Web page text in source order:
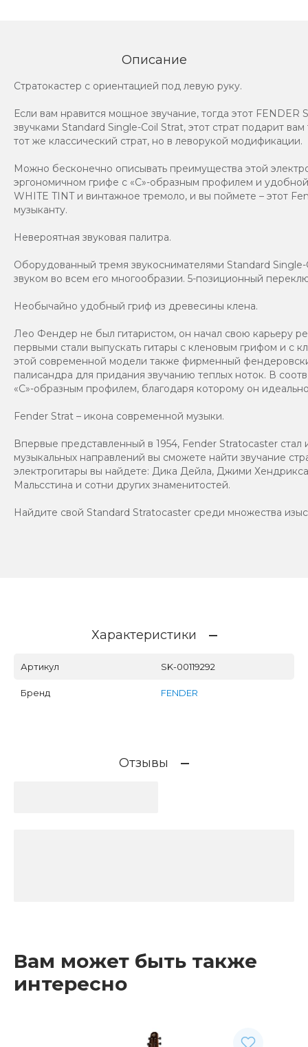
Описание
Стратокастер с ориентацией под левую руку.
Если вам нравится мощное звучание, тогда этот
звучками Standard Single-Coil Strat, этот страт подарит
тот же классический страт, но в леворукой модификации.
Можно бесконечно описывать преимущества этой
эргономичном грифе с «С»-образным профилем и
WHITE TINT и винтажное тремоло, и вы поймете – этот
музыканту.
Невероятная звуковая палитра.
Оборудованный тремя звукоснимателями Standard Single-
звуком во всем его многообразии. 5-позиционный
Необычайно удобный гриф из древесины клена.
Лео Фендер не был гитаристом, он начал свою карьеру
первыми стали выпускать гитары с кленовым грифом и
этой современной модели также фирменный
палисандра для придания звучанию теплых ноток. В
«С»-образным профилем, благодаря которому он
Fender Strat – икона современной музыки.
Впервые представленный в 1954, Fender Stratocaster
музыкальных направлений вы сможете найти звучание
электрогитары вы найдете: Дика Дейла, Джими
Мальсстина и сотни других знаменитостей.
Найдите свой Standard Stratocaster среди множества
Характеристики
Артикул SK-00119292
Бренд FENDER
Отзывы
Вам может быть также
интересно